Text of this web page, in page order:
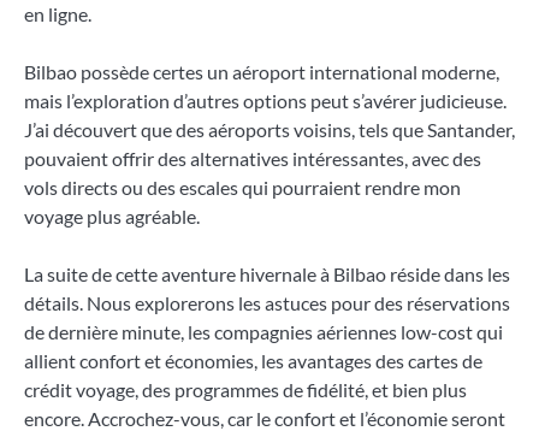
en ligne.
Bilbao possède certes un aéroport international moderne,
mais l’exploration d’autres options peut s’avérer judicieuse.
J’ai découvert que des aéroports voisins, tels que Santander,
pouvaient offrir des alternatives intéressantes, avec des
vols directs ou des escales qui pourraient rendre mon
voyage plus agréable.
La suite de cette aventure hivernale à Bilbao réside dans les
détails. Nous explorerons les astuces pour des réservations
de dernière minute, les compagnies aériennes low-cost qui
allient confort et économies, les avantages des cartes de
crédit voyage, des programmes de fidélité, et bien plus
encore. Accrochez-vous, car le confort et l’économie seront